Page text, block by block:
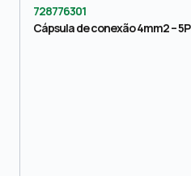
728776301
Cápsula de conexão 4mm2 – 5P